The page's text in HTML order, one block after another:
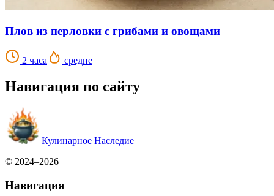
Плов из перловки с грибами и овощами
2 часа средне
Навигация по сайту
Кулинарное Наследие
© 2024–2026
Навигация